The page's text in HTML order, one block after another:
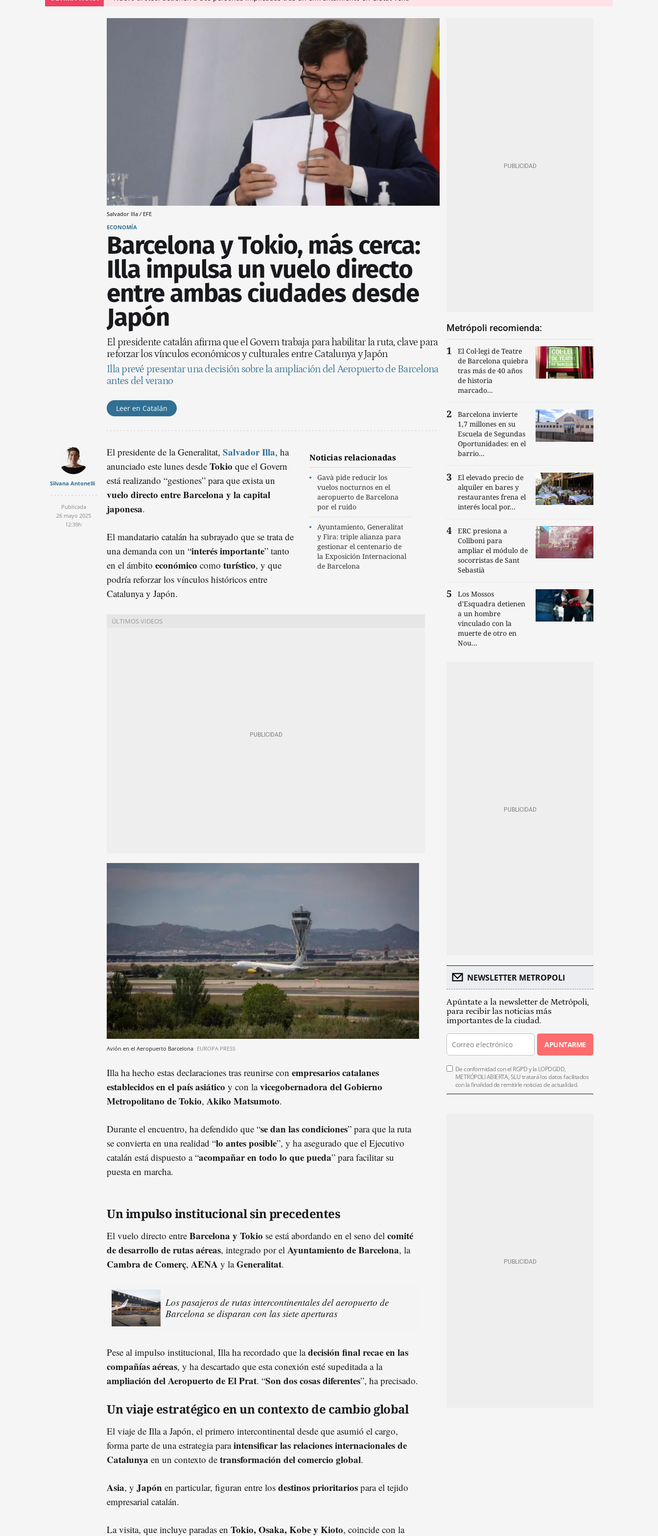
Salvador Illa / EFE
ECONOMÍA
Barcelona y Tokio, más cerca:
Illa impulsa un vuelo directo
entre ambas ciudades desde
Japón
El presidente catalán afirma que el Govern trabaja para habilitar la ruta, clave para
reforzar los vínculos económicos y culturales entre Catalunya y Japón
Illa prevé presentar una decisión sobre la ampliación del Aeropuerto de Barcelona
antes del verano
Leer en Catalán
Silvana Antonelli
Publicada
26 mayo 2025
12:39h
Noticias relacionadas
Gavà pide reducir los
vuelos nocturnos en el
aeropuerto de Barcelona
por el ruido
Ayuntamiento, Generalitat
y Fira: triple alianza para
gestionar el centenario de
la Exposición Internacional
de Barcelona
El presidente de la Generalitat, Salvador Illa, ha
anunciado este lunes desde Tokio que el Govern
está realizando “gestiones” para que exista un
vuelo directo entre Barcelona y la capital
japonesa.
El mandatario catalán ha subrayado que se trata de
una demanda con un “interés importante” tanto
en el ámbito económico como turístico, y que
podría reforzar los vínculos históricos entre
Catalunya y Japón.
Avión en el Aeropuerto Barcelona EUROPA PRESS
Illa ha hecho estas declaraciones tras reunirse con empresarios catalanes
establecidos en el país asiático y con lavicegobernadora del Gobierno
Metropolitano de Tokio, Akiko Matsumoto.
Durante el encuentro, ha defendido que “se dan las condiciones” para que la ruta
se convierta en una realidad “lo antes posible”, y ha asegurado que el Ejecutivo
catalán está dispuesto a “acompañar en todo lo que pueda” para facilitar su
puesta en marcha.
Un impulso institucional sin precedentes
El vuelo directo entre Barcelona y Tokio se está abordando en el seno del comité
de desarrollo de rutas aéreas, integrado por el Ayuntamiento de Barcelona, la
Cambra de Comerç, AENA y laGeneralitat.
Los pasajeros de rutas intercontinentales del aeropuerto de
Barcelona se disparan con las siete aperturas
Pese al impulso institucional, Illa ha recordado que ladecisión final recae en las
compañías aéreas, y ha descartado que esta conexión esté supeditada a la
ampliación del Aeropuerto de El Prat. “Son dos cosas diferentes”, ha precisado.
Un viaje estratégico en un contexto de cambio global
El viaje de Illa a Japón, el primero intercontinental desde que asumió el cargo,
forma parte de una estrategia paraintensificar las relaciones internacionales de
Catalunya en un contexto de transformación del comercio global.
Asia, y Japón en particular, figuran entre los destinos prioritarios para el tejido
empresarial catalán.
La visita, que incluye paradas en Tokio, Osaka, Kobe y Kioto, coincide con la
Metrópoli recomienda:
El Col·legi de Teatre
de Barcelona quiebra
tras más de 40 años
de historia
marcado...
Barcelona invierte
1,7 millones en su
Escuela de Segundas
Oportunidades: en el
barrio...
El elevado precio de
alquiler en bares y
restaurantes frena el
interés local por...
ERC presiona a
Collboni para
ampliar el módulo de
socorristas de Sant
Sebastià
Los Mossos
d'Esquadra detienen
a un hombre
vinculado con la
muerte de otro en
Nou...
NEWSLETTER METROPOLI
Apúntate a la newsletter de Metrópoli,
para recibir las noticias más
importantes de la ciudad.
APUNTARME
De conformidad con el RGPD y la LOPDGDD,
METRÓPOLI ABIERTA, SLU tratará los datos facilitados
con la finalidad de remitirle noticias de actualidad.